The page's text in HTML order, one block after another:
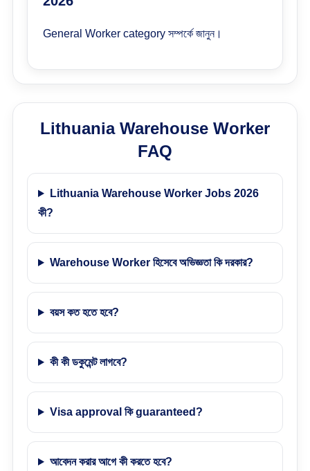
General Worker category সম্পর্কে জানুন।
Lithuania Warehouse Worker
FAQ
Lithuania Warehouse Worker Jobs 2026
কী?
Warehouse Worker হিসেবে অভিজ্ঞতা কি দরকার?
বয়স কত হতে হবে?
কী কী ডকুমেন্ট লাগবে?
Visa approval কি guaranteed?
আবেদন করার আগে কী করতে হবে?